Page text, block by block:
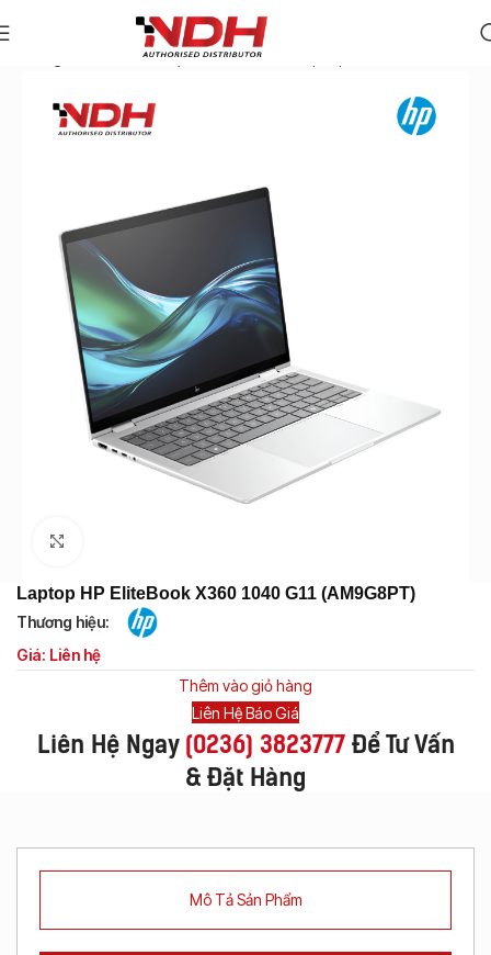
Danh Mục Sản Phẩm
Laptop HP EliteBook X360 1040 G11 (AM9G8PT)
Thương hiệu:
Giá: Liên hệ
Thêm vào giỏ hàng
Liên Hệ Báo Giá
Liên Hệ Ngay (0236) 3823777Để Tư Vấn
& Đặt Hàng
Mô Tả Sản Phẩm